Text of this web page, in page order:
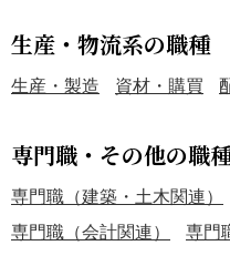
生産・物流系の職種
生産・製造 資材・購買
専門職・その他の職
専門職（建築・土木関連）
専門職（会計関連）
専門